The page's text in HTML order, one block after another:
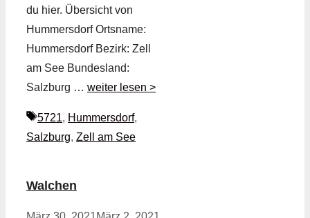
du hier. Übersicht von
Hummersdorf Ortsname:
Hummersdorf Bezirk: Zell
am See Bundesland:
Salzburg … weiter lesen >
Schlagwörter
5721, Hummersdorf,
Salzburg, Zell am See
Walchen